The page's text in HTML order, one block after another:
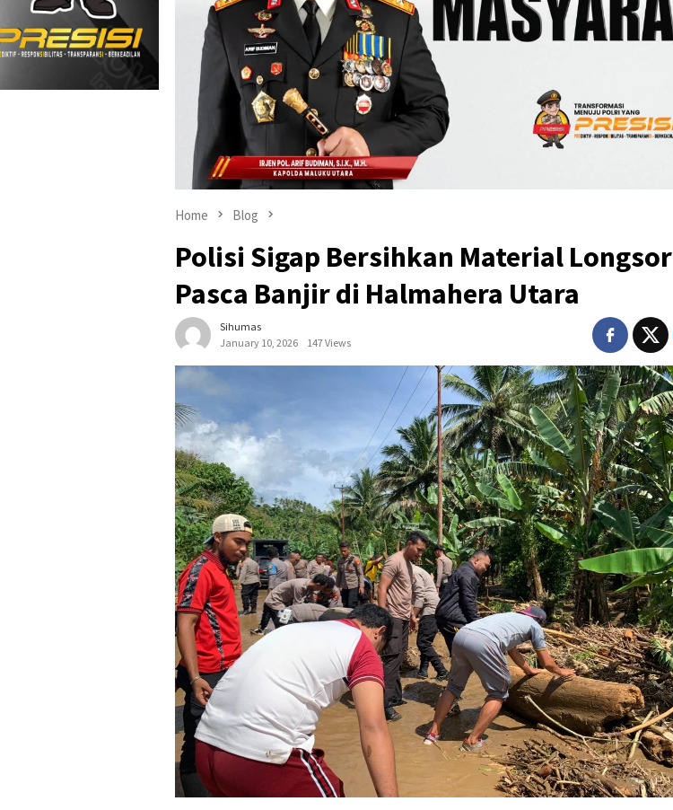
Home Blog
Polisi Sigap Bersihkan Material Longsor
Pasca Banjir di Halmahera Utara
Sihumas
January 10, 2026
147 Views